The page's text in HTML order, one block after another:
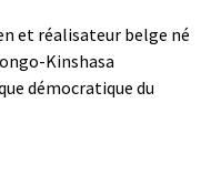
et réalisateur belge né
Kinshasa
démocratique du